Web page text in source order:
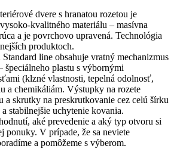
dvere s hranatou rozetou je
kvalitného materiálu – masívna
a je povrchovo upravená. Technológia
produktoch.
line obsahuje vratný mechanizmus
špeciálneho plastu s výbornými
(klzné vlastnosti, tepelná odolnosť,
a chemikáliám. Výstupky na rozete
a skrutky na preskrutkovanie cez celú šírku
stabilnejšie uchytenie kovania.
aké prevedenie a aký typ otvoru si
ponuky. V prípade, že sa neviete
a pomôžeme s výberom.